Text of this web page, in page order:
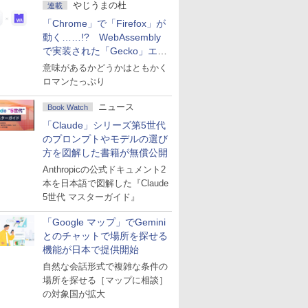
連載 やじうまの杜
「Chrome」で「Firefox」が
動く……!? WebAssembly
で実装された「Gecko」エン
ジン
意味があるかどうかはともかく
ロマンたっぷり
Book Watch ニュース
「Claude」シリーズ第5世代
のプロンプトやモデルの選び
方を図解した書籍が無償公開
Anthropicの公式ドキュメント2
本を日本語で図解した『Claude
5世代 マスターガイド』
「Google マップ」でGemini
とのチャットで場所を探せる
機能が日本で提供開始
自然な会話形式で複雑な条件の
場所を探せる［マップに相談］
の対象国が拡大